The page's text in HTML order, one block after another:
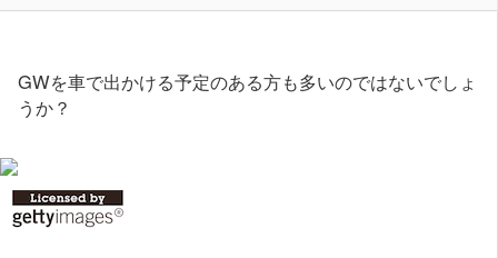
GWを車で出かける予定のある方も多いのではないでしょ
うか？